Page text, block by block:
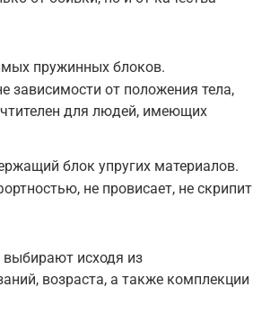
пружинных блоков.
зависимости от положения тела,
для людей, имеющих
блок упругих материалов.
не провисает, не скрипит
исходя из
возраста, а также комплекции